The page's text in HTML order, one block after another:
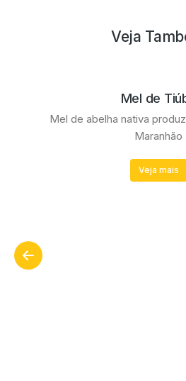
Veja
Mel de
Mel de abelha nativa
Maranhão
Veja mais